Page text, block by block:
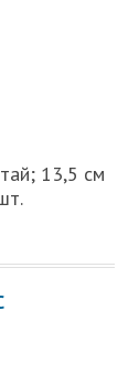
13,5 см